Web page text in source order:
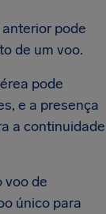
pode
de um voo.
pode
e a presença
a continuidade
voo de
único para